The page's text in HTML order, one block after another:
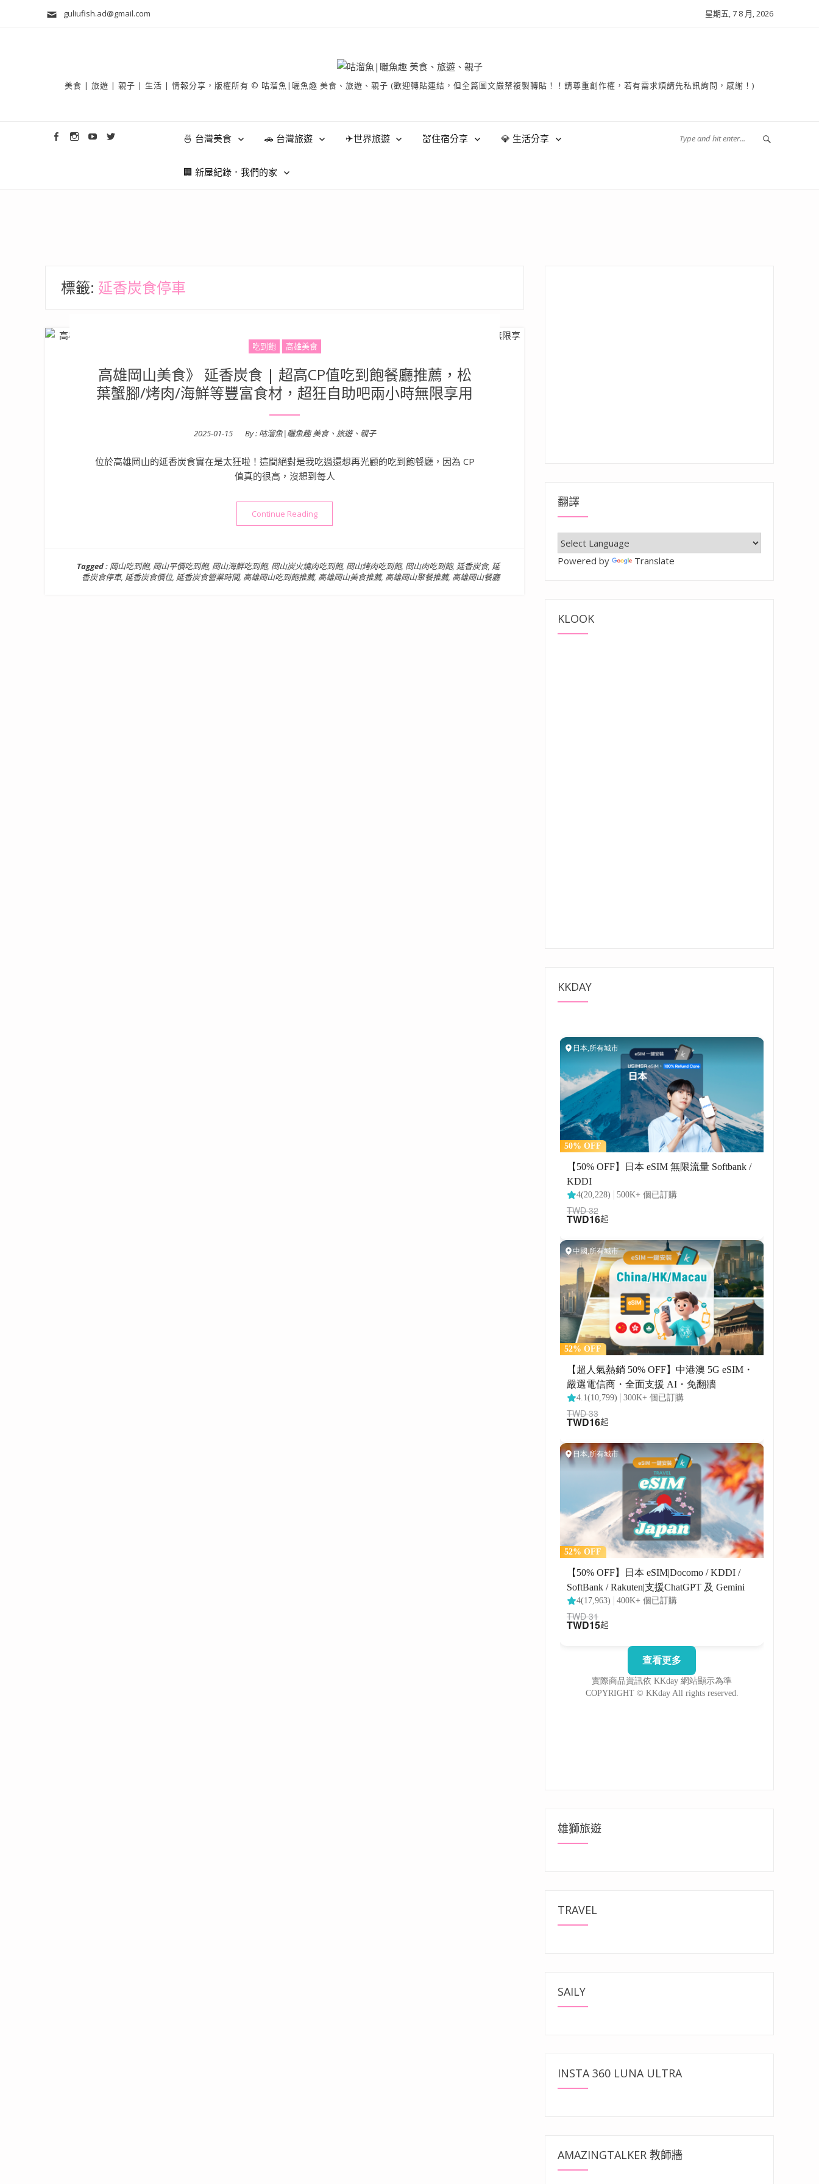
guliufish.ad@gmail.com 星期五, 7 8 月, 2026
美食 | 旅遊 | 親子 | 生活 | 情報分享，版權所有 © 咕溜魚|曬魚趣 美食、旅遊、親子 (歡迎轉貼連結，但全篇圖文嚴禁複製轉貼！！請尊重創作權，若有需求煩請先私訊詢問，感謝！)
🍜 台灣美食 🚗 台灣旅遊 ✈世界旅遊 💒住宿分享 💎 生活分享
🏢 新屋紀錄．我們的家
標籤: 延香炭食停車
吃到飽 高雄美食
高雄岡山美食》 延香炭食 | 超高CP值吃到飽餐廳推薦，松
葉蟹腳/烤肉/海鮮等豐富食材，超狂自助吧兩小時無限享用
Posted
2025-01-15 By : 咕溜魚|曬魚趣 美食、旅遊、親子
位於高雄岡山的延香炭食實在是太狂啦！這間絕對是我吃過還想再光顧的吃到飽餐廳，因為 CP
值真的很高，沒想到每人
Continue Reading“高雄岡山美食》 延香炭食 | 超高CP值吃到飽餐廳推薦，松葉蟹腳/烤肉/海鮮等豐富食材，超狂自助吧兩小時無限享用”
Tagged : 岡山吃到飽, 岡山平價吃到飽, 岡山海鮮吃到飽, 岡山炭火燒肉吃到飽, 岡山烤肉吃到飽, 岡山肉吃到飽, 延香炭食, 延
香炭食停車, 延香炭食價位, 延香炭食營業時間, 高雄岡山吃到飽推薦, 高雄岡山美食推薦, 高雄岡山聚餐推薦, 高雄岡山餐廳
翻譯
Powered by Translate
KLOOK
KKDAY
雄獅旅遊
TRAVEL
SAILY
INSTA 360 LUNA ULTRA
AMAZINGTALKER 教師牆